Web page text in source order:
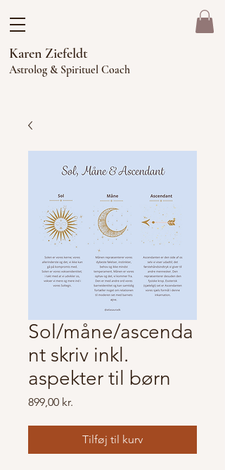
Karen Ziefeldt
Astrolog & Spirituel Coach
Sol/måne/ascenda
nt skriv inkl.
aspekter til børn
899,00 kr.
Tilføj til kurv